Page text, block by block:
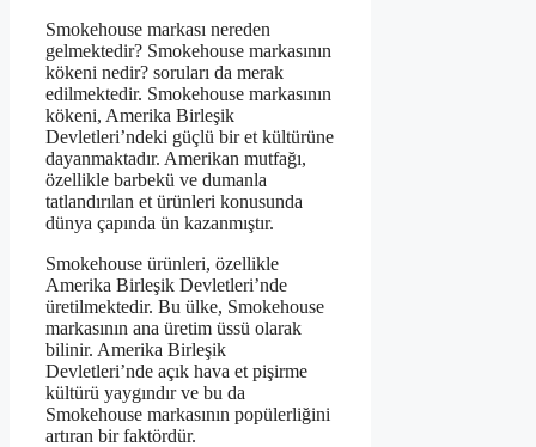
Smokehouse markası nereden
gelmektedir? Smokehouse markasının
kökeni nedir? soruları da merak
edilmektedir. Smokehouse markasının
kökeni, Amerika Birleşik
Devletleri’ndeki güçlü bir et kültürüne
dayanmaktadır. Amerikan mutfağı,
özellikle barbekü ve dumanla
tatlandırılan et ürünleri konusunda
dünya çapında ün kazanmıştır.
Smokehouse ürünleri, özellikle
Amerika Birleşik Devletleri’nde
üretilmektedir. Bu ülke, Smokehouse
markasının ana üretim üssü olarak
bilinir. Amerika Birleşik
Devletleri’nde açık hava et pişirme
kültürü yaygındır ve bu da
Smokehouse markasının popülerliğini
artıran bir faktördür.